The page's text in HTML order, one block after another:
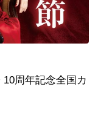
周年記念全国カ